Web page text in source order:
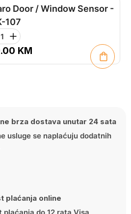
Door / Window Sensor -
107
KM
brza dostava unutar 24 sata
usluge se naplaćuju dodatnih
plaćanja online
plaćanja do 12 rata Visa